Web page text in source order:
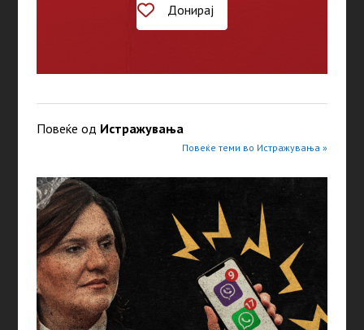
Донирај
Повеќе од Истражувањa
Повеќе теми во Истражувањa »